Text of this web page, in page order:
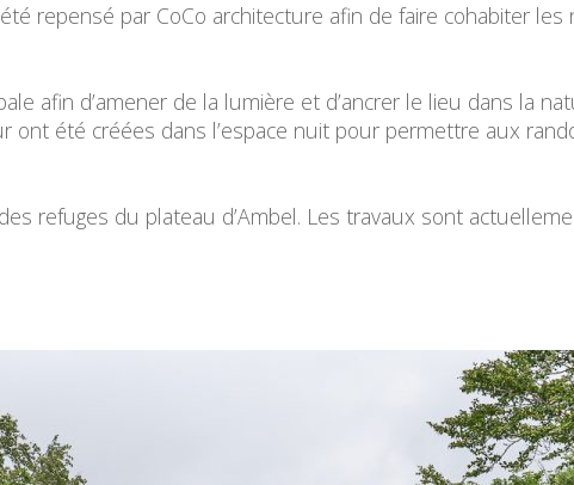
repensé par CoCo architecture afin de faire cohabiter
afin d’amener de la lumière et d’ancrer le lieu dans la
été créées dans l’espace nuit pour permettre aux
refuges du plateau d’Ambel. Les travaux sont